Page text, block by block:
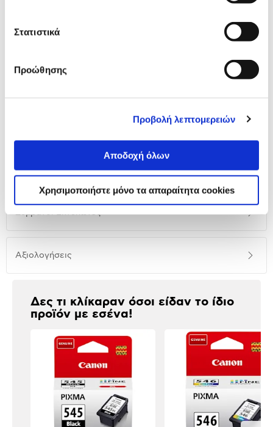
Στατιστικά
Προώθησης
Προβολή λεπτομερειών
Αποδοχή όλων
Χρησιμοποιήστε μόνο τα απαραίτητα cookies
παρουσίαση
προϊόντος
Χαρακτηριστικά
Συμβατοί Εκτυπωτές
Αξιολογήσεις
Δες τι κλίκαραν όσοι είδαν το ίδιο
προϊόν με εσένα!